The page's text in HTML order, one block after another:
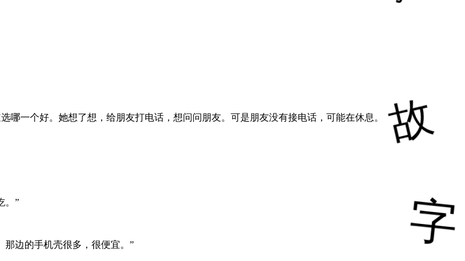
一个好。她想了想，给朋友打电话，想问问朋友。可是朋友没有接电话，可能在休息。
。”
那边的手机壳很多，很便宜。”